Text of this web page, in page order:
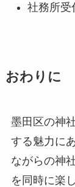
社務所受
おわりに
墨田区の神
する魅力に
ながらの神
を同時に楽